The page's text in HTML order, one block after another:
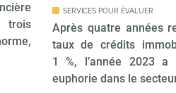
trois
SERVICES POUR ÉVALUER
Après quatre années
taux de crédits
1 %, l’année 2023
euphorie dans le